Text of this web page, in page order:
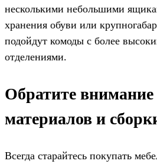
несколькими небольшими
хранения обуви или
подойдут комоды с более
отделениями.
Обратите внимание
материалов и
Всегда старайтесь покупать